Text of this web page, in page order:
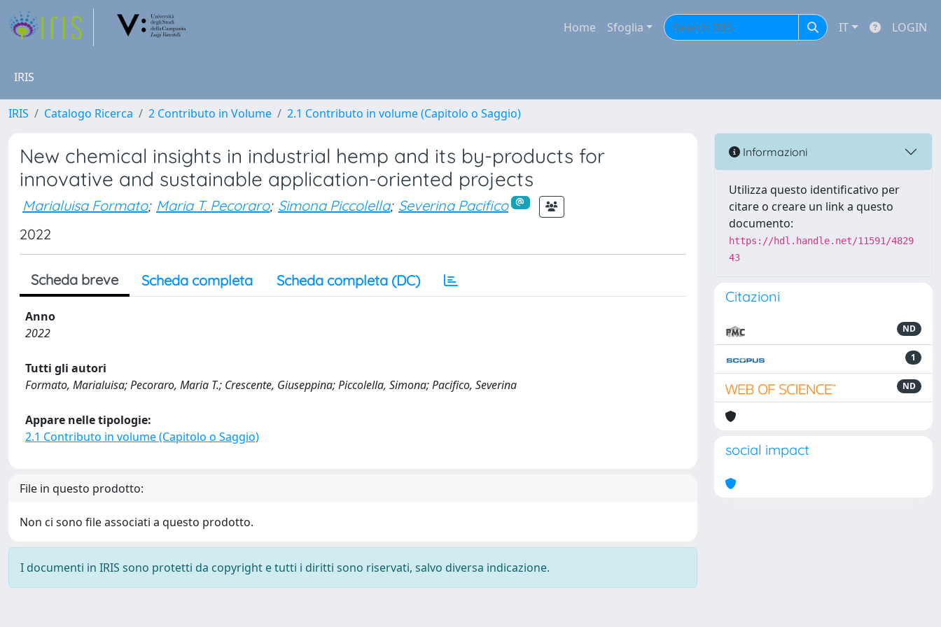
Home Sfoglia IT LOGIN
IRIS
IRIS Catalogo Ricerca 2 Contributo in Volume 2.1 Contributo in volume (Capitolo o Saggio)
New chemical insights in industrial hemp and its by-products for
innovative and sustainable application-oriented projects
Marialuisa Formato; Maria T. Pecoraro; Simona Piccolella; Severina Pacifico
2022
Scheda breve Scheda completa Scheda completa (DC)
Anno
2022
Tutti gli autori
Formato, Marialuisa; Pecoraro, Maria T.; Crescente, Giuseppina; Piccolella, Simona; Pacifico, Severina
Appare nelle tipologie:
2.1 Contributo in volume (Capitolo o Saggio)
File in questo prodotto:
Non ci sono file associati a questo prodotto.
I documenti in IRIS sono protetti da copyright e tutti i diritti sono riservati, salvo diversa indicazione.
Informazioni
Utilizza questo identificativo per
citare o creare un link a questo
documento:
https://hdl.handle.net/11591/4829
43
Citazioni
ND
1
ND
social impact